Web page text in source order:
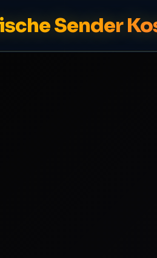
Sender